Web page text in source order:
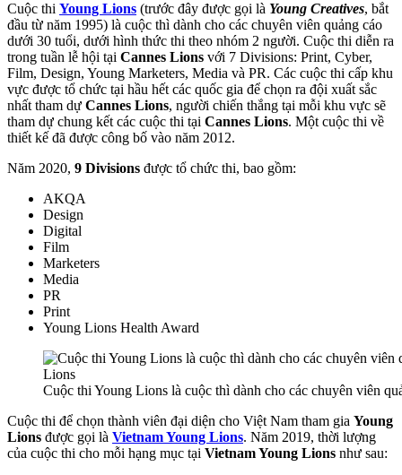
Cuộc thi Young Lions (trước đây được gọi là Young Creatives, bắt
đầu từ năm 1995) là cuộc thì dành cho các chuyên viên quảng cáo
dưới 30 tuổi, dưới hình thức thi theo nhóm 2 người. Cuộc thi diễn ra
trong tuần lễ hội tại Cannes Lions với 7 Divisions: Print, Cyber,
Film, Design, Young Marketers, Media và PR. Các cuộc thi cấp khu
vực được tổ chức tại hầu hết các quốc gia để chọn ra đội xuất sắc
nhất tham dự Cannes Lions, người chiến thắng tại mỗi khu vực sẽ
tham dự chung kết các cuộc thi tại Cannes Lions. Một cuộc thi về
thiết kế đã được công bố vào năm 2012.
Năm 2020, 9 Divisions được tổ chức thi, bao gồm:
AKQA
Design
Digital
Film
Marketers
Media
PR
Print
Young Lions Health Award
Cuộc thi Young Lions là cuộc thì dành cho các chuyên viên
Cuộc thi để chọn thành viên đại diện cho Việt Nam tham gia Young
Lions được gọi là Vietnam Young Lions. Năm 2019, thời lượng
của cuộc thi cho mỗi hạng mục tại Vietnam Young Lions như sau: